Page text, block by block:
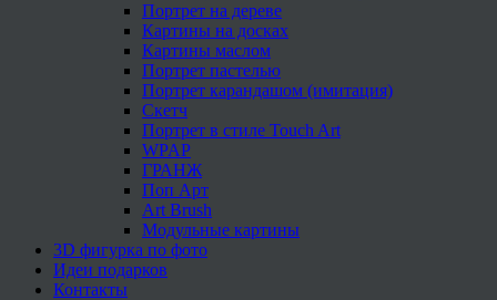
Портрет на дереве
Картины на досках
Картины маслом
Портрет пастелью
Портрет карандашом (имитация)
Скетч
Портрет в стиле Touch Art
WPAP
ГРАНЖ
Поп Арт
Art Brush
Модульные картины
3D фигурка по фото
Идеи подарков
Контакты